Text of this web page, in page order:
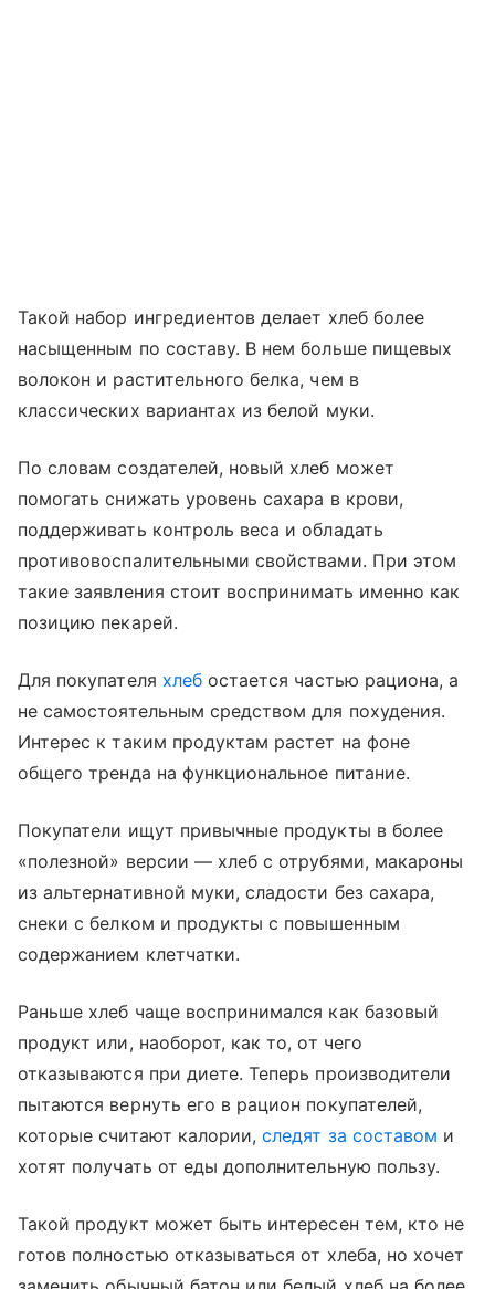
Такой набор ингредиентов делает хлеб более
насыщенным по составу. В нем больше пищевых
волокон и растительного белка, чем в
классических вариантах из белой муки.
По словам создателей, новый хлеб может
помогать снижать уровень сахара в крови,
поддерживать контроль веса и обладать
противовоспалительными свойствами. При этом
такие заявления стоит воспринимать именно как
позицию пекарей.
Для покупателя хлебостается частью рациона, а
не самостоятельным средством для похудения.
Интерес к таким продуктам растет на фоне
общего тренда на функциональное питание.
Покупатели ищут привычные продукты в более
«полезной» версии — хлеб с отрубями, макароны
из альтернативной муки, сладости без сахара,
снеки с белком и продукты с повышенным
содержанием клетчатки.
Раньше хлеб чаще воспринимался как базовый
продукт или, наоборот, как то, от чего
отказываются при диете. Теперь производители
пытаются вернуть его в рацион покупателей,
которые считают калории,следят за составом и
хотят получать от еды дополнительную пользу.
Такой продукт может быть интересен тем, кто не
готов полностью отказываться от хлеба, но хочет